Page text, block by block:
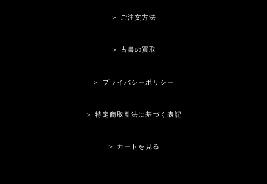
＞ ご注文方法
＞ 古書の買取
＞ プライバシーポリシー
＞ 特定商取引法に基づく表記
＞ カートを見る